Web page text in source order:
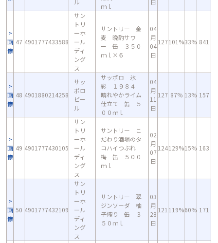
ル
ｍｌ
日
画
像
47 4901777433588
サン
トリ
ーホ
ール
ディ
ング
ス
サントリー 金
麦 晩酌サワ
ー 缶 ３５０
ｍｌ×６
04
月
04
日
127101%33% 841
画
像
48 4901880214258
サッ
ポロ
ビー
ル
サッポロ 氷
彩 １９８４
晴れやかライム
仕立て 缶 ５
００ｍｌ
04
月
11
日
127 87% 13% 157
画
像
49 4901777430105
サン
トリ
ーホ
ール
ディ
ング
ス
サントリー こ
だわり酒場のタ
コハイつぶれ
梅 缶 ５００
ｍｌ
02
月
07
日
124129%15% 163
画
像
50 4901777432109
サン
トリ
ーホ
ール
ディ
ング
ス
サントリー 翠
ジンソーダ 柚
子搾り 缶 ３
５０ｍｌ
03
月
28
日
121 119%60% 171